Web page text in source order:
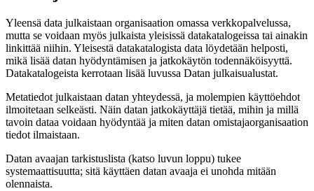
Yleensä data julkaistaan organisaation omassa verkkopalvelussa,
mutta se voidaan myös julkaista yleisissä datakatalogeissa tai ainakin
linkittää niihin. Yleisestä datakatalogista data löydetään helposti,
mikä lisää datan hyödyntämisen ja jatkokäytön todennäköisyyttä.
Datakatalogeista kerrotaan lisää luvussa Datan julkaisualustat.
Metatiedot julkaistaan datan yhteydessä, ja molempien käyttöehdot
ilmoitetaan selkeästi. Näin datan jatkokäyttäjä tietää, mihin ja millä
tavoin dataa voidaan hyödyntää ja miten datan omistajaorganisaation
tiedot ilmaistaan.
Datan avaajan tarkistuslista (katso luvun loppu) tukee
systemaattisuutta; sitä käyttäen datan avaaja ei unohda mitään
olennaista.